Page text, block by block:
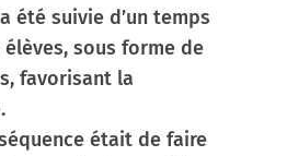
été suivie d’un temps
élèves, sous forme de
favorisant la
était de faire